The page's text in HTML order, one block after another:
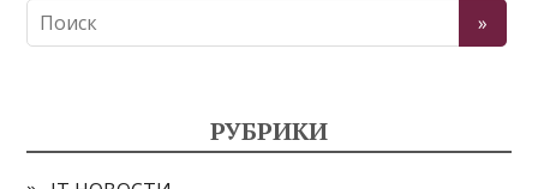
РУБРИКИ